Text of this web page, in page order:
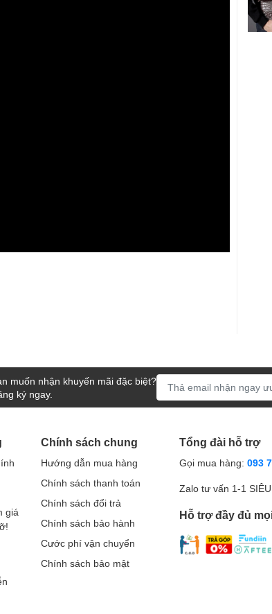
muốn nhận khuyến mãi đặc biệt?
ký ngay.
giá
Chính sách chung
Hướng dẫn mua hàng
Chính sách thanh toán
Chính sách đổi trả
Chính sách bảo hành
Cước phí vận chuyển
Chính sách bảo mật
Tổng đài hỗ trợ
Gọi mua hàng: 093
Zalo tư vấn 1-1
Hỗ trợ đầy đủ